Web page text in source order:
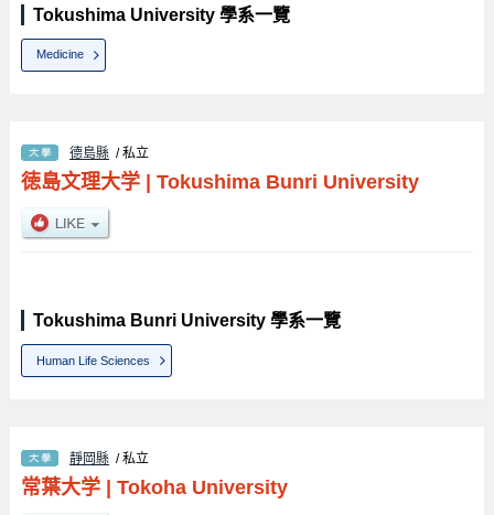
Tokushima University 學系一覽
Medicine
德島縣 / 私立
徳島文理大学| Tokushima Bunri University
Tokushima Bunri University 學系一覽
Human Life Sciences
靜岡縣 / 私立
常葉大学| Tokoha University